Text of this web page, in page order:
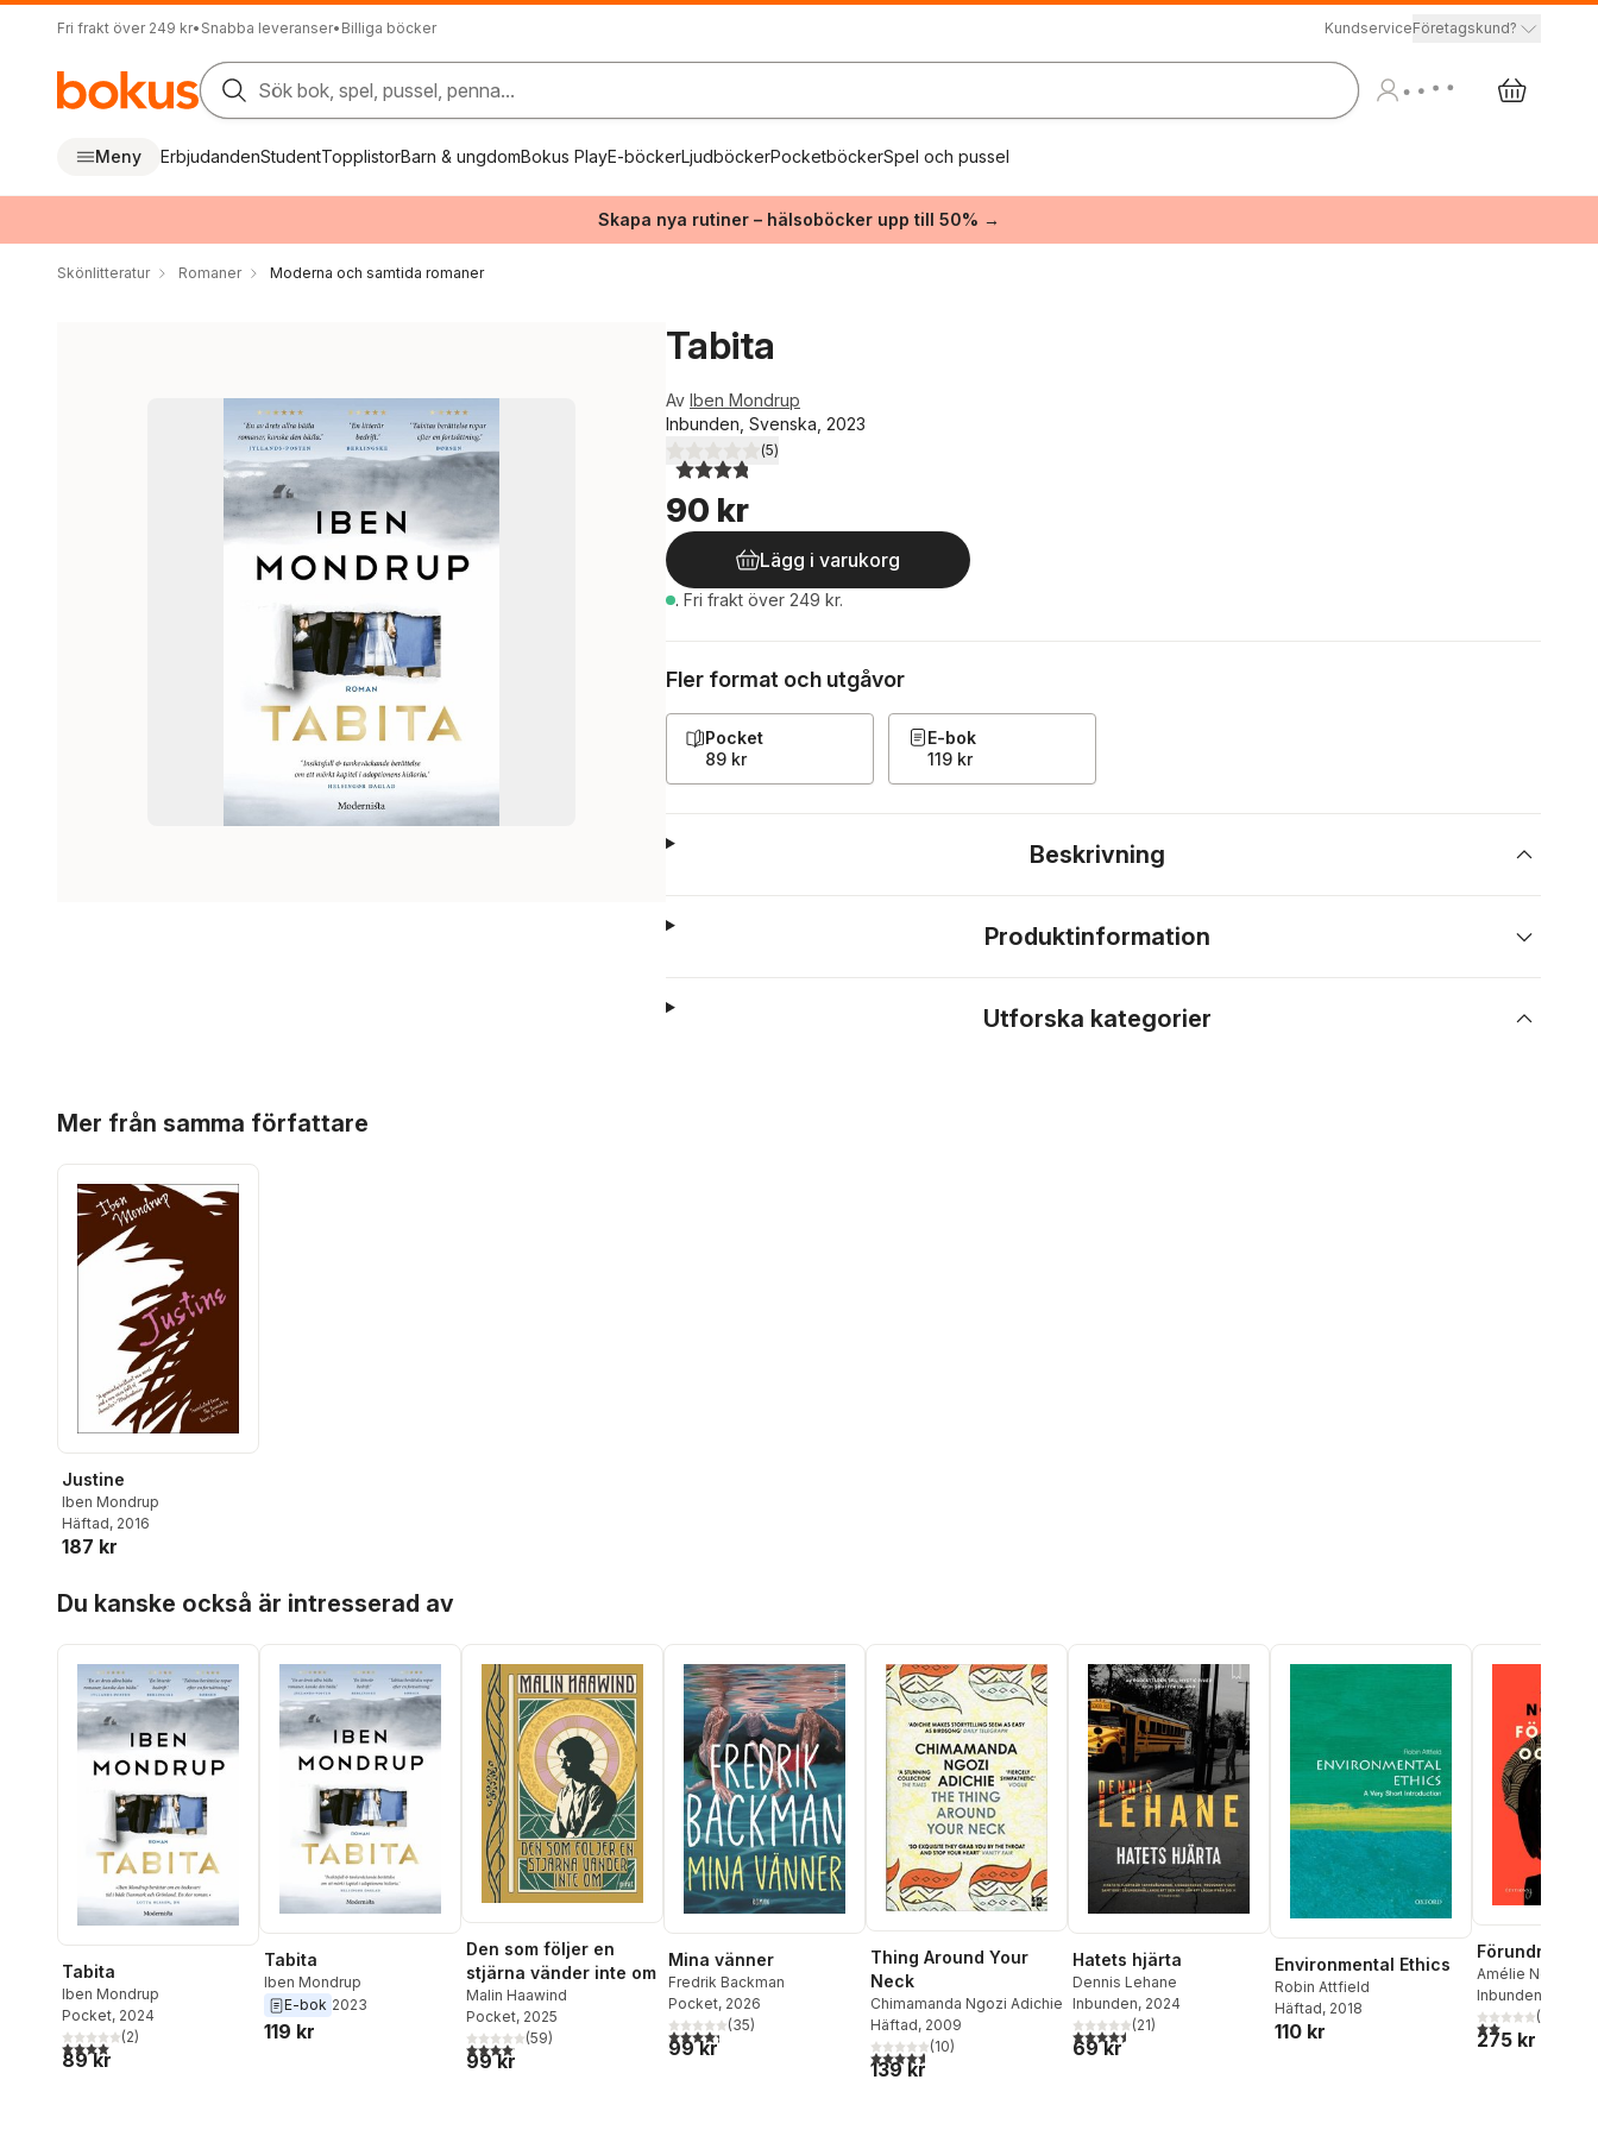
Fri frakt över 249 kr• Snabba leveranser• Billiga böcker KundserviceFöretagskund?
Sök bok, spel, pussel, penna...
Meny ErbjudandenStudentTopplistorBarn & ungdomBokus PlayE-böckerLjudböckerPocketböckerSpel och pussel
Skapa nya rutiner – hälsoböcker upp till 50% →
Skönlitteratur Romaner Moderna och samtida romaner
Tabita
Av Iben Mondrup
Inbunden, Svenska, 2023
3,8utav 5 stjärnor. Totalt antal röster:
(5)
90 kr
Lägg i varukorg
. Fri frakt över 249 kr.
Fler format och utgåvor
Pocket
89 kr
E-bok
119 kr
Beskrivning
Produktinformation
Utforska kategorier
Mer från samma författare
Justine
Iben Mondrup
Häftad, 2016
187 kr
Du kanske också är intresserad av
Tabita
Iben Mondrup
Pocket, 2024
4,0utav 5 stjärnor. Totalt antal röster:
(2)
89 kr
Tabita
Iben Mondrup
E-bok 2023
119 kr
Den som följer en
stjärna vänder inte om
Malin Haawind
Pocket, 2025
4,1utav 5 stjärnor. Totalt antal röster:
(59)
99 kr
Mina vänner
Fredrik Backman
Pocket, 2026
4,3utav 5 stjärnor. Totalt antal röster:
(35)
99 kr
Thing Around Your
Neck
Chimamanda Ngozi Adichie
Häftad, 2009
4,6utav 5 stjärnor. Totalt antal röster:
(10)
139 kr
Hatets hjärta
Dennis Lehane
Inbunden, 2024
4,5utav 5 stjärnor. Totalt antal röster:
(21)
69 kr
Environmental Ethics
Robin Attfield
Häftad, 2018
110 kr
Förundran
Amélie Nothomb
Inbunden
2,0utav 5(
275 kr